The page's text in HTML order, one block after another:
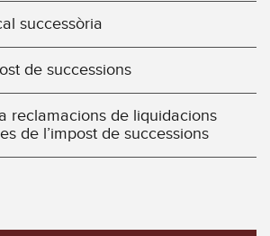
successòria
de successions
reclamacions de liquidacions
de l’impost de successions